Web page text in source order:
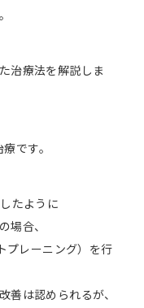
治療法を解説しま
です。
たように
場合、
プレーニング）を行
善は認められるが、